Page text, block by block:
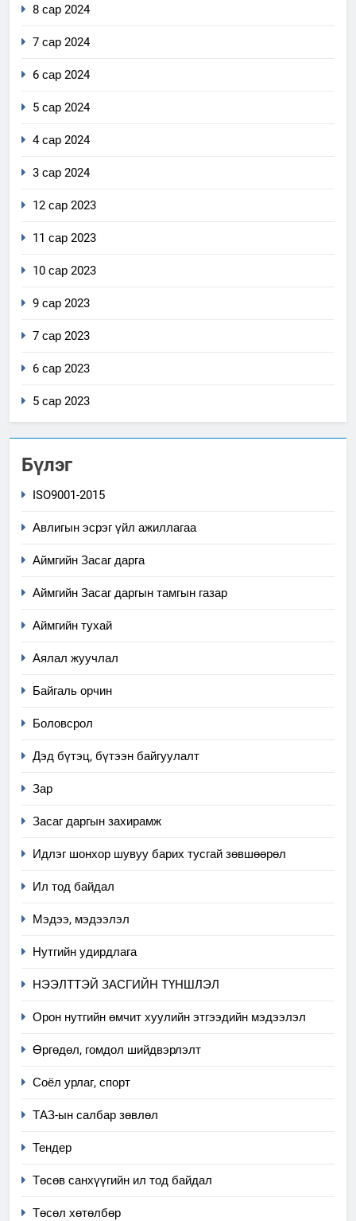
8 сар 2024
7 сар 2024
6 сар 2024
5 сар 2024
4 сар 2024
3 сар 2024
12 сар 2023
11 сар 2023
10 сар 2023
9 сар 2023
7 сар 2023
6 сар 2023
5 сар 2023
Бүлэг
ISO9001-2015
Авлигын эсрэг үйл ажиллагаа
Аймгийн Засаг дарга
Аймгийн Засаг даргын тамгын газар
Аймгийн тухай
Аялал жуучлал
Байгаль орчин
Боловсрол
Дэд бүтэц, бүтээн байгуулалт
Зар
Засаг даргын захирамж
Идлэг шонхор шувуу барих тусгай зөвшөөрөл
Ил тод байдал
Мэдээ, мэдээлэл
Нутгийн удирдлага
НЭЭЛТТЭЙ ЗАСГИЙН ТҮНШЛЭЛ
Орон нутгийн өмчит хуулийн этгээдийн мэдээлэл
Өргөдөл, гомдол шийдвэрлэлт
Соёл урлаг, спорт
ТАЗ-ын салбар зөвлөл
Тендер
Төсөв санхүүгийн ил тод байдал
Төсөл хөтөлбөр
5
салбар зөвлөл” аяны хүрээнд
6